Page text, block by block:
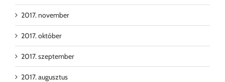
2017. november
2017. október
2017. szeptember
2017. augusztus